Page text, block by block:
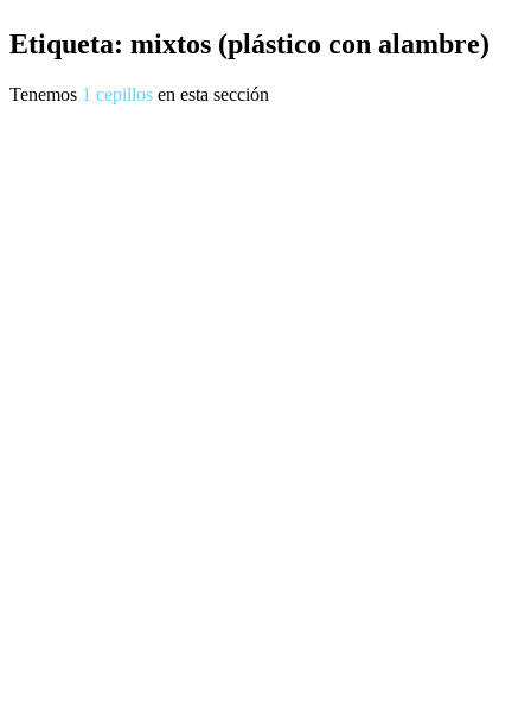
Etiqueta: mixtos (plástico con alambre)
Tenemos 1 cepillos en esta sección